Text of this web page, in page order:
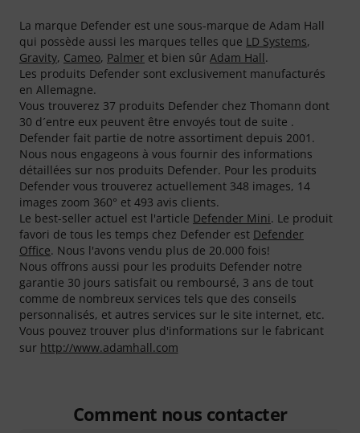
La marque Defender est une sous-marque de Adam Hall
qui possède aussi les marques telles que LD Systems,
Gravity, Cameo, Palmer et bien sûr Adam Hall.
Les produits Defender sont exclusivement manufacturés
en Allemagne.
Vous trouverez 37 produits Defender chez Thomann dont
30 d´entre eux peuvent être envoyés tout de suite .
Defender fait partie de notre assortiment depuis 2001.
Nous nous engageons à vous fournir des informations
détaillées sur nos produits Defender. Pour les produits
Defender vous trouverez actuellement 348 images, 14
images zoom 360° et 493 avis clients.
Le best-seller actuel est l'article Defender Mini. Le produit
favori de tous les temps chez Defender est Defender
Office. Nous l'avons vendu plus de 20.000 fois!
Nous offrons aussi pour les produits Defender notre
garantie 30 jours satisfait ou remboursé, 3 ans de tout
comme de nombreux services tels que des conseils
personnalisés, et autres services sur le site internet, etc.
Vous pouvez trouver plus d'informations sur le fabricant
sur http://www.adamhall.com
Comment nous contacter